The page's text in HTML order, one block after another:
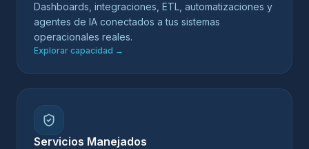
Dashboards, integraciones, ETL, automatizaciones y
agentes de IA conectados a tus sistemas
operacionales reales.
Explorar capacidad →
Servicios Manejados